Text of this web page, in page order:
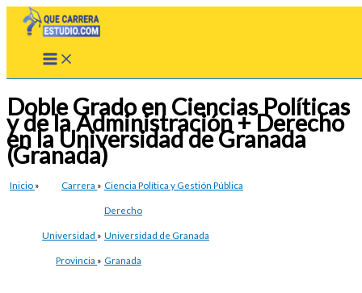
Doble Grado en Ciencias Políticas
y de la Administración + Derecho
en la Universidad de Granada
(Granada)
Inicio » Carrera » Ciencia Política y Gestión Pública
Derecho
Universidad » Universidad de Granada
Provincia » Granada